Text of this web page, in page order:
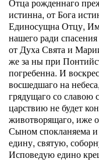
истинна, от Бога
Единосущна Отцу,
нашего ради
от Духа Свята и
же за ны при
погребенна. И
восшедшаго на
грядущаго со
царствию не будет
животворящаго, иже
Сыном спокланяема и
едину, святую,
Исповедую едино